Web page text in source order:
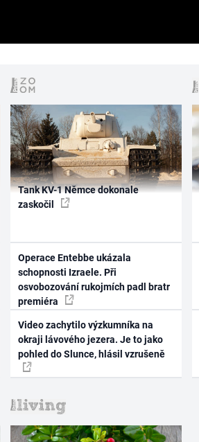
Tank KV-1 Němce dokonale
zaskočil
Operace Entebbe ukázala
schopnosti Izraele. Při
osvobozování rukojmích padl bratr
premiéra
Video zachytilo výzkumníka na
okraji lávového jezera. Je to jako
pohled do Slunce, hlásil vzrušeně